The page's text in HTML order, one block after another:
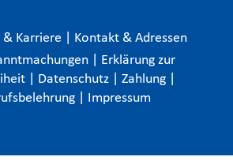
& Karriere
Kontakt & Adressen
Erklärung zur
Datenschutz Zahlung
Impressum